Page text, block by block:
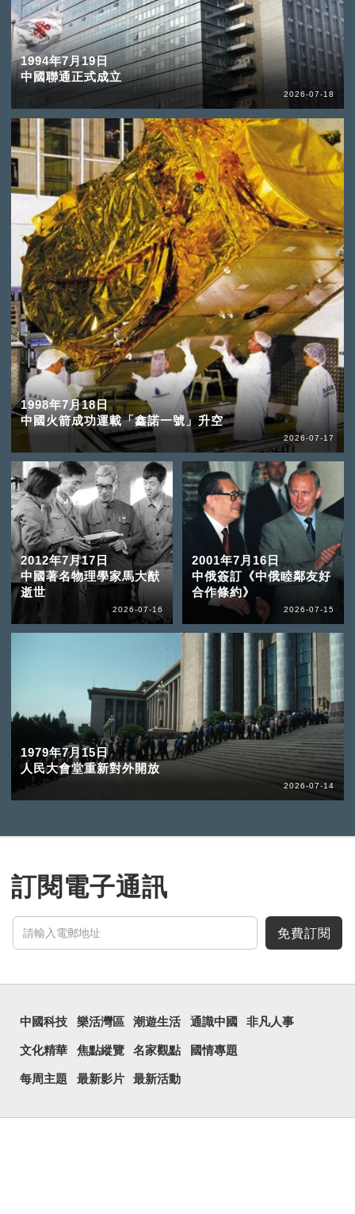
1994年7月19日
中國聯通正式成立
2026-07-18
1998年7月18日
中國火箭成功運載「鑫諾一號」升空
2026-07-17
2012年7月17日
中國著名物理學家馬大猷
逝世
2026-07-16
2001年7月16日
中俄簽訂《中俄睦鄰友好
合作條約》
2026-07-15
1979年7月15日
人民大會堂重新對外開放
2026-07-14
訂閱電子通訊
免費訂閱
中國科技 樂活灣區 潮遊生活 通識中國 非凡人事
文化精華 焦點縱覽 名家觀點 國情專題
每周主題 最新影片 最新活動